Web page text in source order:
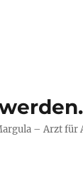
– Arzt für